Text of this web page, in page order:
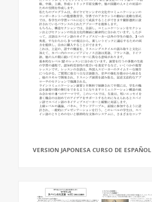
VERSION JAPONESA CURSO DE ESPAÑOL